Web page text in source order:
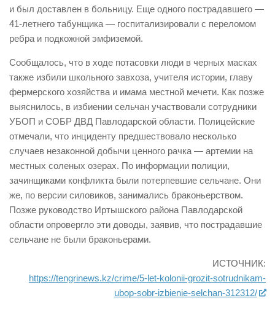
и был доставлен в больницу. Еще одного пострадавшего —
41-летнего табунщика — госпитализировали с переломом
ребра и подкожной эмфиземой.
Сообщалось, что в ходе потасовки люди в черных масках
также избили школьного завхоза, учителя истории, главу
фермерского хозяйства и имама местной мечети. Как позже
выяснилось, в избиении сельчан участвовали сотрудники
УБОП и СОБР ДВД Павлодарской области. Полицейские
отмечали, что инциденту предшествовало несколько
случаев незаконной добычи ценного рачка — артемии на
местных соленых озерах. По информации полиции,
зачинщиками конфликта были потерпевшие сельчане. Они
же, по версии силовиков, занимались браконьерством.
Позже руководство Иртышского района Павлодарской
области опровергло эти доводы, заявив, что пострадавшие
сельчане не были браконьерами.
ИСТОЧНИК:
https://tengrinews.kz/crime/5-let-kolonii-grozit-sotrudnikam-
ubop-sobr-izbienie-selchan-312312/